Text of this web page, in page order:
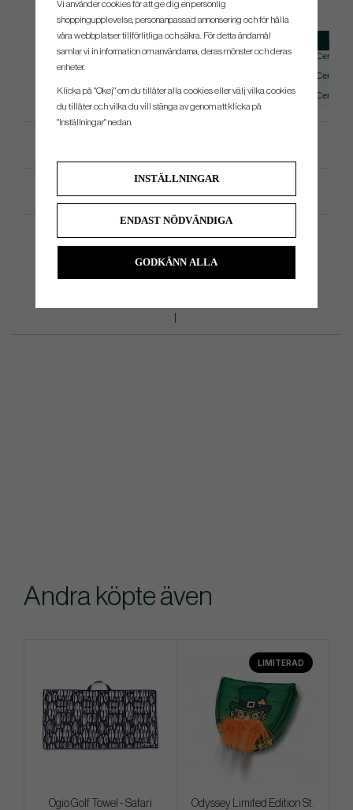
Modell Head Type Huvudvikt Hosel
Mini Giant One SS Blade 360g Center
Center
Mini Giant mFGP2 Mallet 370g Center
Andra köpte även
Ogio Golf Towel - Safari
LIMITERAD
Odyssey Limited Edition St.
Vi använder cookies för att ge dig en personlig
shoppingupplevelse, personanpassad annonsering och för hålla
våra webbplatser tillförlitliga och säkra. För detta ändamål
samlar vi in information om användarna, deras mönster och deras
enheter.
Klicka på "Okej" om du tillåter alla cookies eller välj vilka cookies
du tillåter och vilka du vill stänga av genom att klicka på
"Inställningar" nedan.
INSTÄLLNINGAR
ENDAST NÖDVÄNDIGA
GODKÄNN ALLA